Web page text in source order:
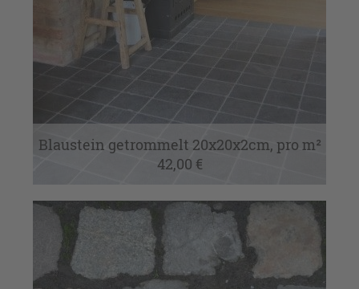
Blaustein getrommelt 20x20x2cm, pro m²
42,00 €